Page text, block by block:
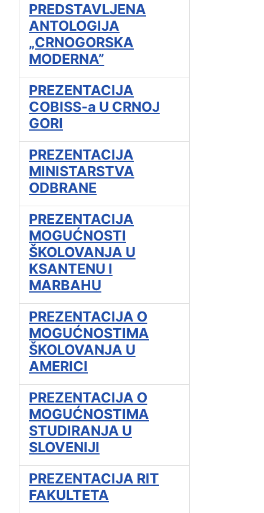
PREDSTAVLJENA
ANTOLOGIJA
„CRNOGORSKA
MODERNA”
PREZENTACIJA
COBISS-a U CRNOJ
GORI
PREZENTACIJA
MINISTARSTVA
ODBRANE
PREZENTACIJA
MOGUĆNOSTI
ŠKOLOVANJA U
KSANTENU I
MARBAHU
PREZENTACIJA O
MOGUĆNOSTIMA
ŠKOLOVANJA U
AMERICI
PREZENTACIJA O
MOGUĆNOSTIMA
STUDIRANJA U
SLOVENIJI
PREZENTACIJA RIT
FAKULTETA